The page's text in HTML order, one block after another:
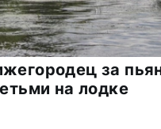
за
на лодке